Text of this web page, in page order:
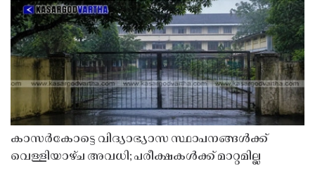
കാസർകോട്ടെ വിദ്യാഭ്യാസ സ്ഥാപനങ്ങൾക്ക്
വെള്ളിയാഴ്ച അവധി; പരീക്ഷകൾക്ക് മാറ്റമില്ല